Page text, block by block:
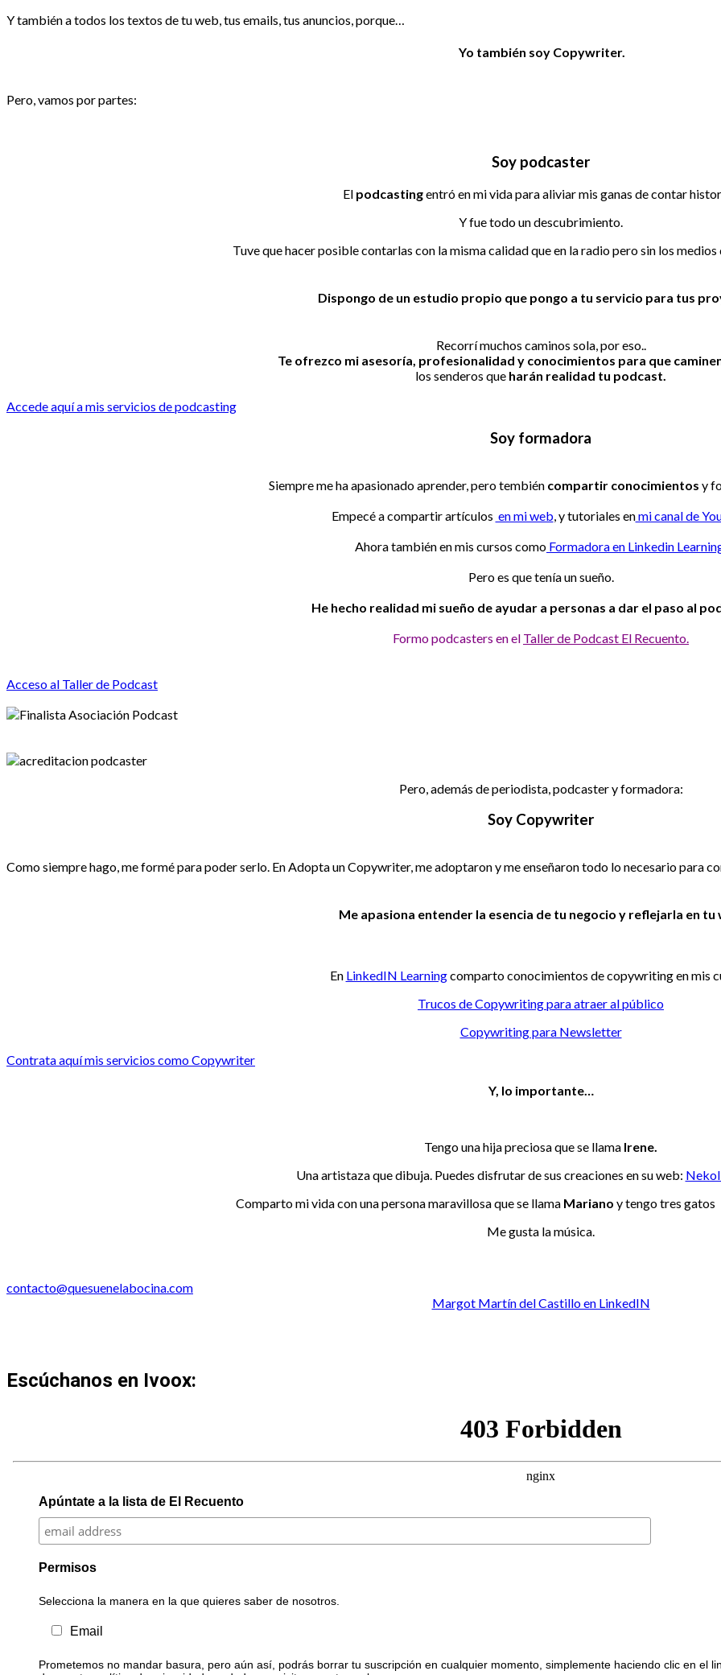
Y también a todos los textos de tu web, tus emails, tus anuncios, porque…
Yo también soy Copywriter.
Pero, vamos por partes:
Soy podcaster
El podcastingentró en mi vida para aliviar mis ganas de contar
Y fue todo un descubrimiento.
Tuve que hacer posible contarlas con la misma calidad que en la radio pero sin los medios
Dispongo de un estudio propio que pongo a tu servicio para tus
Recorrí muchos caminos sola, por eso..
Te ofrezco mi asesoría, profesionalidad y conocimientos para que
los senderos que harán realidad tu podcast.
Accede aquí a mis servicios de podcasting
Soy formadora
Siempre me ha apasionado aprender, pero tembién compartir conocimientos y
Empecé a compartir artículos en mi web , y tutoriales enmi canal de
Ahora también en mis cursos como Formadora en Linkedin
Pero es que tenía un sueño.
He hecho realidad mi sueño de ayudar a personas a dar el paso al
Formo podcasters en el Taller de Podcast El Recuento.
Acceso al Taller de Podcast
Pero, además de periodista, podcaster y formadora:
Soy Copywriter
Como siempre hago, me formé para poder serlo. En Adopta un Copywriter, me adoptaron y me enseñaron todo lo necesario para
Me apasiona entender la esencia de tu negocio y reflejarla en tu
En LinkedIN Learningcomparto conocimientos de copywriting en mis
Trucos de Copywriting para atraer al público
Copywriting para Newsletter
Contrata aquí mis servicios como Copywriter
Y, lo importante…
Tengo una hija preciosa que se llama Irene.
Una artistaza que dibuja. Puedes disfrutar de sus creaciones en su web:
Comparto mi vida con una persona maravillosa que se llama Mariano y tengo tres gatos
Me gusta la música.
contacto@quesuenelabocina.com
Margot Martín del Castillo en LinkedIN
Escúchanos en Ivoox:
Apúntate a la lista de El Recuento
Permisos
Selecciona la manera en la que quieres saber de nosotros.
Email
Prometemos no mandar basura, pero aún así, podrás borrar tu suscripción en cualquier momento, simplemente haciendo clic en el